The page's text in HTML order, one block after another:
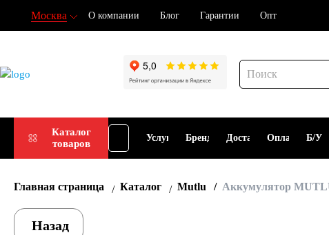
Москва О компании Блог Гарантии Опт
Каталог
товаров
Подбор
АКБ
Услуги Бренды ДоставкаОплата Б/У
АКБ
Главная страница Каталог Mutlu Аккумулятор
Назад